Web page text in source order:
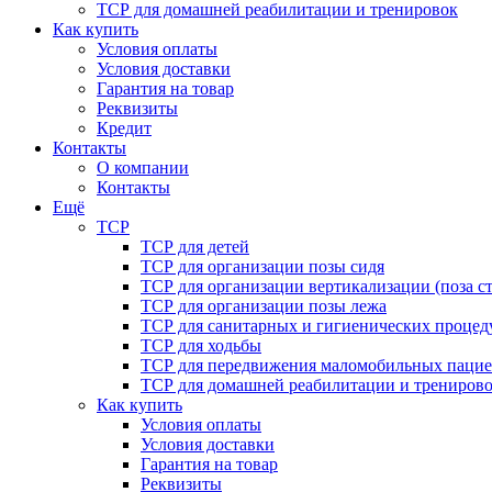
ТСР для домашней реабилитации и тренировок
Как купить
Условия оплаты
Условия доставки
Гарантия на товар
Реквизиты
Кредит
Контакты
О компании
Контакты
Ещё
ТСР
ТСР для детей
ТСР для организации позы сидя
ТСР для организации вертикализации (поза
ТСР для организации позы лежа
ТСР для санитарных и гигиенических
ТСР для ходьбы
ТСР для передвижения маломобильных
ТСР для домашней реабилитации и
Как купить
Условия оплаты
Условия доставки
Гарантия на товар
Реквизиты